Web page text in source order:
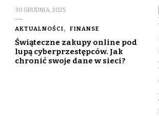
30 GRUDNIA, 2025
AKTUALNOŚCI FINANSE
Świąteczne zakupy online pod
lupą cyberprzestępców. Jak
chronić swoje dane w sieci?